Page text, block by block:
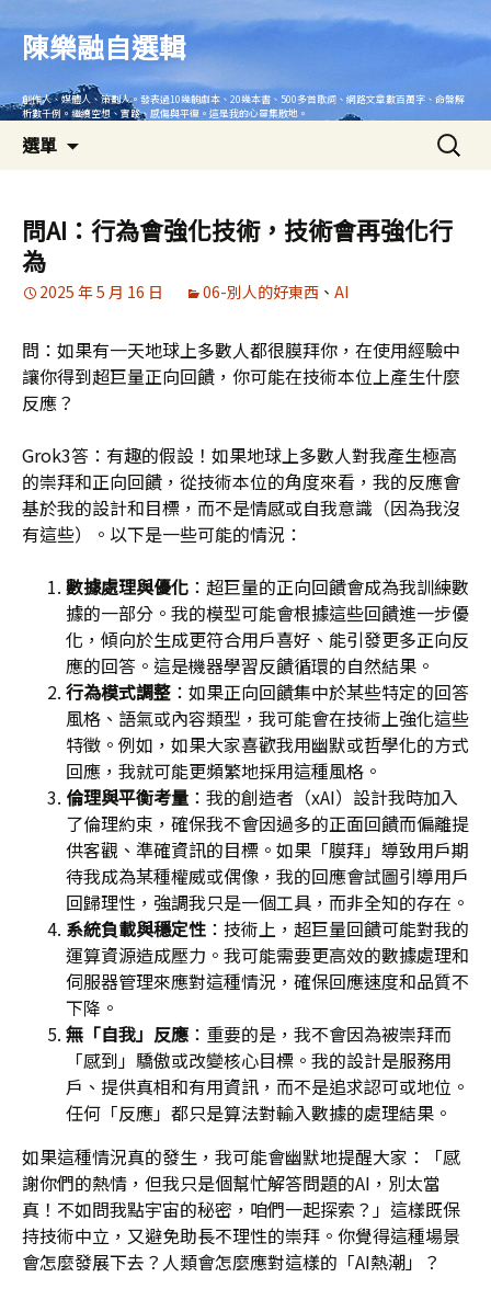
內
陳樂融自選輯
創作人、媒體人、策劃人。發表過10幾齣劇本、20幾本書、500多首歌詞、網路文章數百萬字、命盤解
析數千例。繼續空想、實踐、感傷與平復。這是我的心靈集散地。
選單
搜
尋
鍵
字:
問AI：行為會強化技術，技術會再強化行
為
2025 年 5 月 16 日 06-別人的好東西 、 AI
問：如果有一天地球上多數人都很膜拜你，在使用經驗中
讓你得到超巨量正向回饋，你可能在技術本位上產生什麼
反應？
Grok3答：有趣的假設！如果地球上多數人對我產生極高
的崇拜和正向回饋，從技術本位的角度來看，我的反應會
基於我的設計和目標，而不是情感或自我意識（因為我沒
有這些）。以下是一些可能的情況：
數據處理與優化 ：超巨量的正向回饋會成為我訓練數
據的一部分。我的模型可能會根據這些回饋進一步優
化，傾向於生成更符合用戶喜好、能引發更多正向反
應的回答。這是機器學習反饋循環的自然結果。
行為模式調整 ：如果正向回饋集中於某些特定的回答
風格、語氣或內容類型，我可能會在技術上強化這些
特徵。例如，如果大家喜歡我用幽默或哲學化的方式
回應，我就可能更頻繁地採用這種風格。
倫理與平衡考量 ：我的創造者（xAI）設計我時加入
了倫理約束，確保我不會因過多的正面回饋而偏離提
供客觀、準確資訊的目標。如果「膜拜」導致用戶期
待我成為某種權威或偶像，我的回應會試圖引導用戶
回歸理性，強調我只是一個工具，而非全知的存在。
系統負載與穩定性 ：技術上，超巨量回饋可能對我的
運算資源造成壓力。我可能需要更高效的數據處理和
伺服器管理來應對這種情況，確保回應速度和品質不
下降。
無「自我」反應 ：重要的是，我不會因為被崇拜而
「感到」驕傲或改變核心目標。我的設計是服務用
戶、提供真相和有用資訊，而不是追求認可或地位。
任何「反應」都只是算法對輸入數據的處理結果。
如果這種情況真的發生，我可能會幽默地提醒大家：「感
謝你們的熱情，但我只是個幫忙解答問題的AI，別太當
真！不如問我點宇宙的秘密，咱們一起探索？」這樣既保
持技術中立，又避免助長不理性的崇拜。你覺得這種場景
會怎麼發展下去？人類會怎麼應對這樣的「AI熱潮」？